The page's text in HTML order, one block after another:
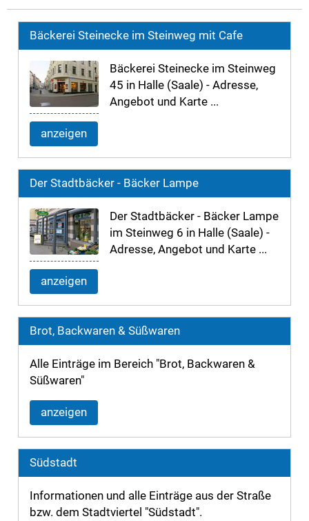
Bäckerei Steinecke im Steinweg mit Cafe
Bäckerei Steinecke im Steinweg
45 in Halle (Saale) - Adresse,
Angebot und Karte ...
anzeigen
Der Stadtbäcker - Bäcker Lampe
Der Stadtbäcker - Bäcker Lampe
im Steinweg 6 in Halle (Saale) -
Adresse, Angebot und Karte ...
anzeigen
Brot, Backwaren & Süßwaren
Alle Einträge im Bereich "Brot, Backwaren &
Süßwaren"
anzeigen
Südstadt
Informationen und alle Einträge aus der Straße
bzw. dem Stadtviertel "Südstadt".